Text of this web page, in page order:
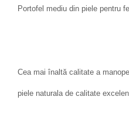
Portofel mediu din piele pentru
Cea mai înaltă calitate a
piele naturala de calitate